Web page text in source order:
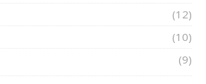
(12)
(10)
(9)